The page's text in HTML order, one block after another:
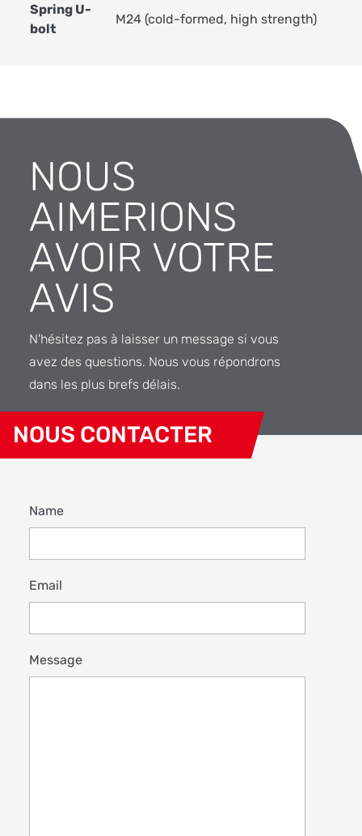
Spring U-
bolt
M24 (cold-formed, high strength)
NOUS
AIMERIONS
AVOIR VOTRE
AVIS
N'hésitez pas à laisser un message si vous
avez des questions. Nous vous répondrons
dans les plus brefs délais.
NOUS CONTACTER
Name
Email
Message